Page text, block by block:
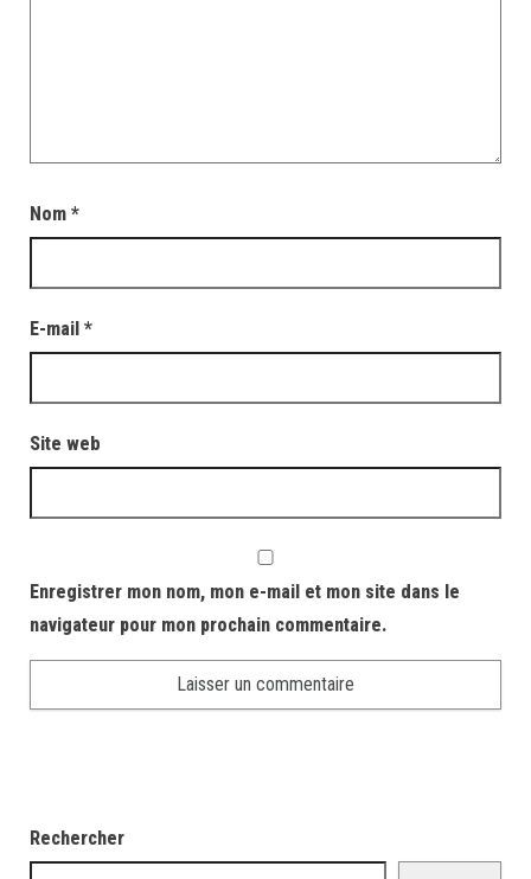
Nom *
E-mail *
Site web
Enregistrer mon nom, mon e-mail et mon site dans le
navigateur pour mon prochain commentaire.
Rechercher